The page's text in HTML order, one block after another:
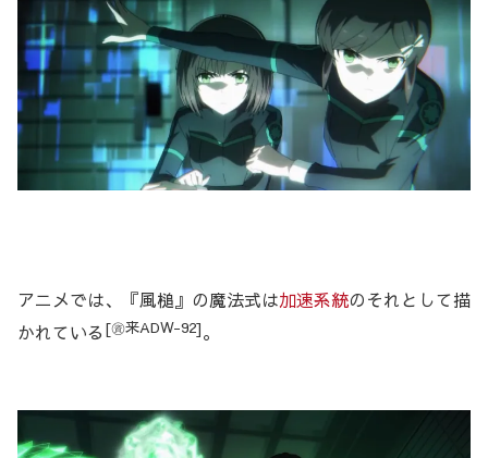
アニメでは、『風槌』の魔法式は加速系統のそれとして描
かれている [㊮来ADW-92]。